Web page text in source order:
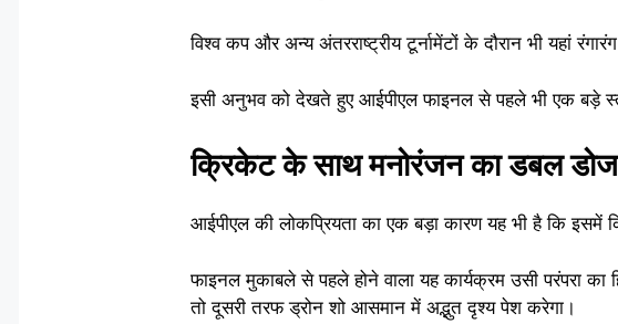
विश्व कप और अन्य अंतरराष्ट्रीय टूर्नामेंटों के दौरान भी यहां
इसी अनुभव को देखते हुए आईपीएल फाइनल से पहले भी एक बड़े
क्रिकेट के साथ मनोरंजन का डबल डोज
आईपीएल की लोकप्रियता का एक बड़ा कारण यह भी है कि इसमें
फाइनल मुकाबले से पहले होने वाला यह कार्यक्रम उसी परंपरा
तो दूसरी तरफ ड्रोन शो आसमान में अद्भुत दृश्य पेश करेगा।